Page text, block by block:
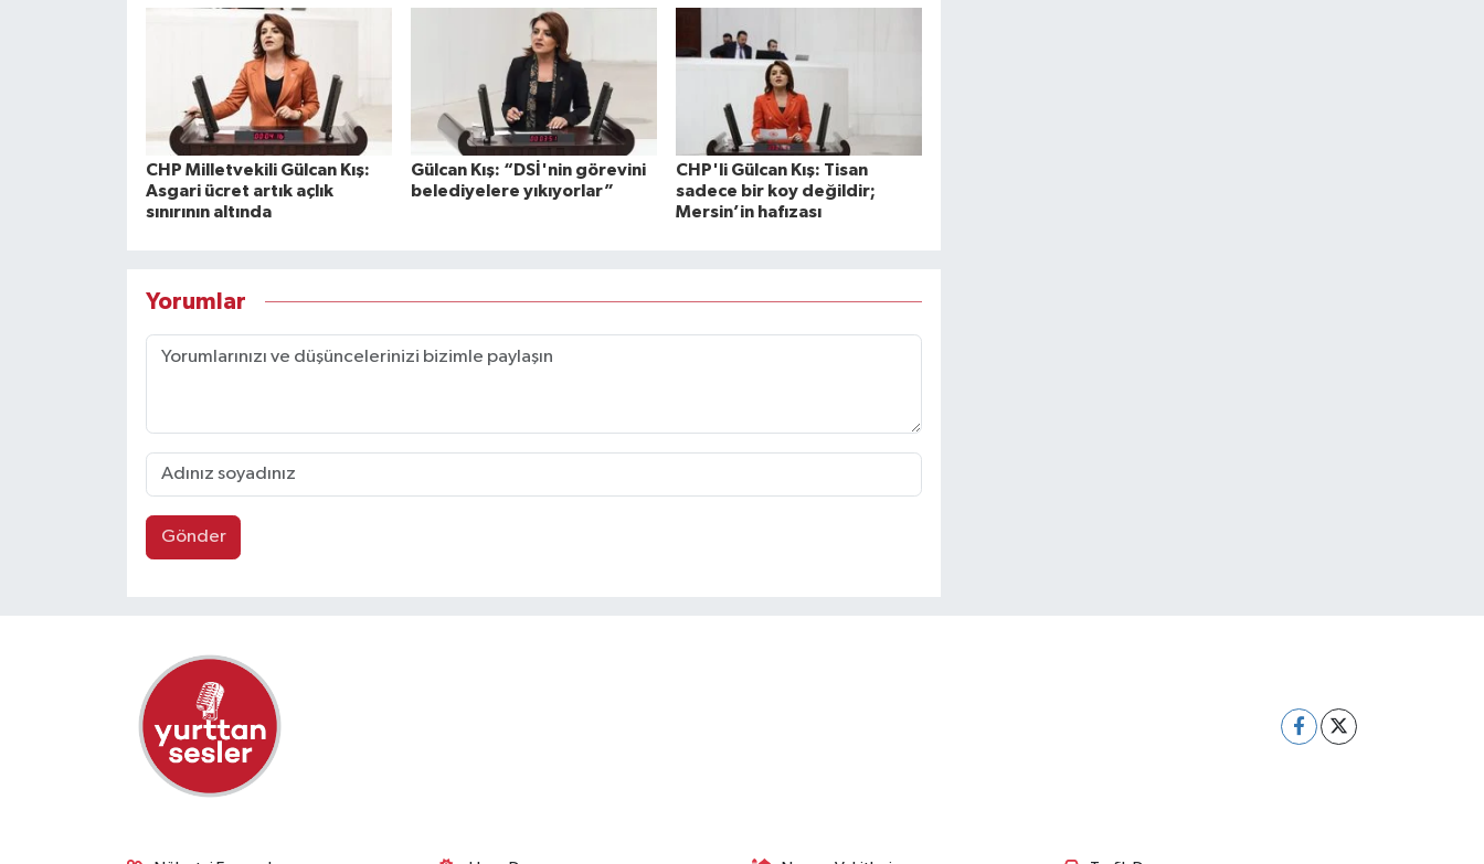
CHP Milletvekili Gülcan Kış:
Asgari ücret artık açlık
sınırının altında
Gülcan Kış: “DSİ'nin görevini
belediyelere yıkıyorlar”
CHP'li Gülcan Kış: Tisan
sadece bir koy değildir;
Mersin’in hafızası
Yorumlar
Gönder